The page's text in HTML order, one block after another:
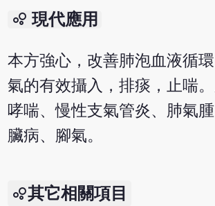
bubble_chart 現代應用
本方強心，改善肺泡血液循
氣的有效攝入，排痰，止喘
哮喘、慢性支氣管炎、肺氣
臟病、腳氣。
其它相關項目